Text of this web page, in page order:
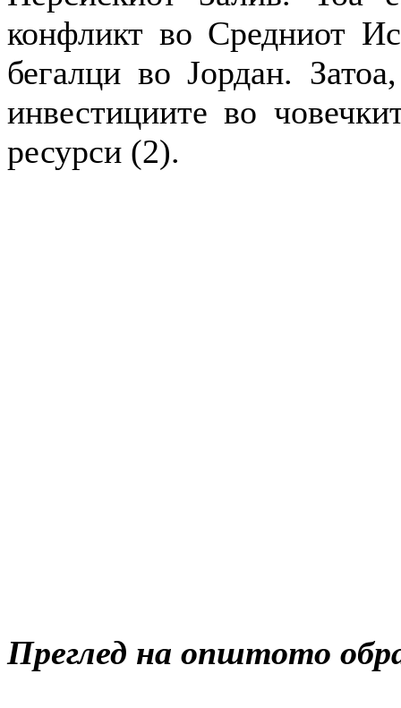
конфликт во Средниот
бегалци во Јордан.
инвестициите во
ресурси (2).
Преглед на општото